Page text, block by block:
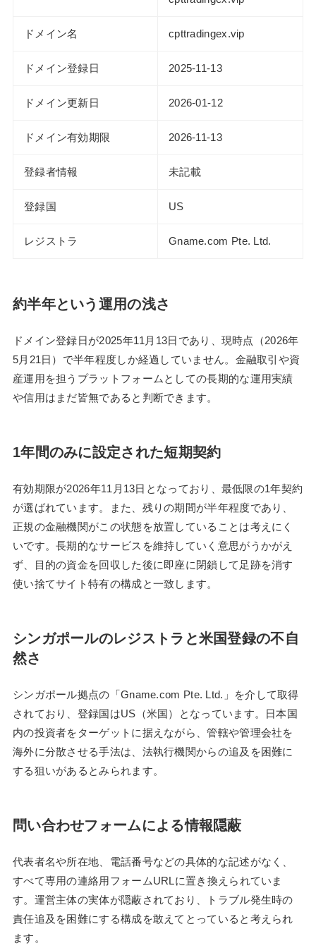
ドメイン名 cpttradingex.vip
ドメイン登録日 2025-11-13
ドメイン更新日 2026-01-12
ドメイン有効期限 2026-11-13
登録者情報 未記載
登録国 US
レジストラ Gname.com Pte. Ltd.
約半年という運用の浅さ
ドメイン登録日が2025年11月13日であり、現時点（2026年
5月21日）で半年程度しか経過していません。金融取引や資
産運用を担うプラットフォームとしての長期的な運用実績
や信用はまだ皆無であると判断できます。
1年間のみに設定された短期契約
有効期限が2026年11月13日となっており、最低限の1年契約
が選ばれています。また、残りの期間が半年程度であり、
正規の金融機関がこの状態を放置していることは考えにく
いです。長期的なサービスを維持していく意思がうかがえ
ず、目的の資金を回収した後に即座に閉鎖して足跡を消す
使い捨てサイト特有の構成と一致します。
シンガポールのレジストラと米国登録の不自
然さ
シンガポール拠点の「Gname.com Pte. Ltd.」を介して取得
されており、登録国はUS（米国）となっています。日本国
内の投資者をターゲットに据えながら、管轄や管理会社を
海外に分散させる手法は、法執行機関からの追及を困難に
する狙いがあるとみられます。
問い合わせフォームによる情報隠蔽
代表者名や所在地、電話番号などの具体的な記述がなく、
すべて専用の連絡用フォームURLに置き換えられていま
す。運営主体の実体が隠蔽されており、トラブル発生時の
責任追及を困難にする構成を敢えてとっていると考えられ
ます。